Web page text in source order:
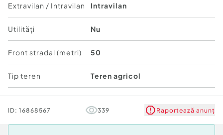
Extravilan / Intravilan Intravilan
Utilități Nu
Front stradal (metri) 50
Tip teren Teren agricol
ID: 16868567 339 Raportează anunț